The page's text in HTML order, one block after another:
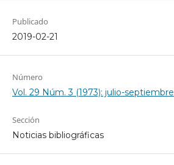
Publicado
2019-02-21
Número
Vol. 29 Núm. 3 (1973): julio-septiembre
Sección
Noticias bibliográficas